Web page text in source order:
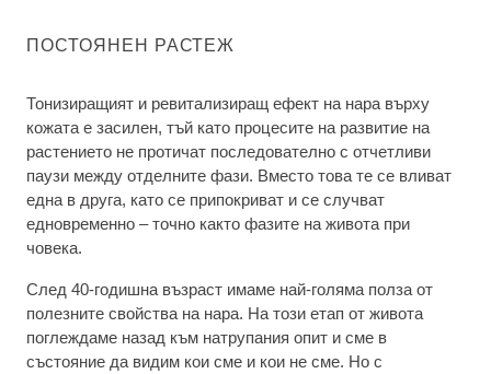
ПОСТОЯНЕН РАСТЕЖ
Тонизиращият и ревитализиращ ефект на нара върху
кожата е засилен, тъй като процесите на развитие на
растението не протичат последователно с отчетливи
паузи между отделните фази. Вместо това те се вливат
една в друга, като се припокриват и се случват
едновременно – точно както фазите на живота при
човека.
След 40-годишна възраст имаме най-голяма полза от
полезните свойства на нара. На този етап от живота
поглеждаме назад към натрупания опит и сме в
състояние да видим кои сме и кои не сме. Но с